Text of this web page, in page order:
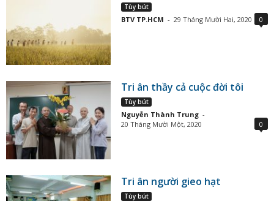
Tùy bút
BTV TP.HCM - 29 Tháng Mười Hai, 2020 0
Tri ân thầy cả cuộc đời tôi
Tùy bút
Nguyễn Thành Trung -
20 Tháng Mười Một, 2020
0
Tri ân người gieo hạt
Tùy bút